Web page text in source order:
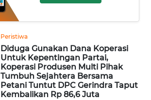
Peristiwa
Diduga Gunakan Dana Koperasi
Untuk Kepentingan Partai,
Koperasi Produsen Multi Pihak
Tumbuh Sejahtera Bersama
Petani Tuntut DPC Gerindra Taput
Kembalikan Rp 86,6 Juta